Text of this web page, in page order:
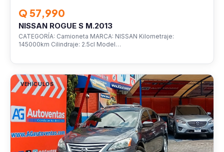
Q 57,990
NISSAN ROGUE S M.2013
CATEGORÍA: Camioneta MARCA: NISSAN Kilometraje:
145000km Cilindraje: 2.5cl Model…
VEHÍCULOS